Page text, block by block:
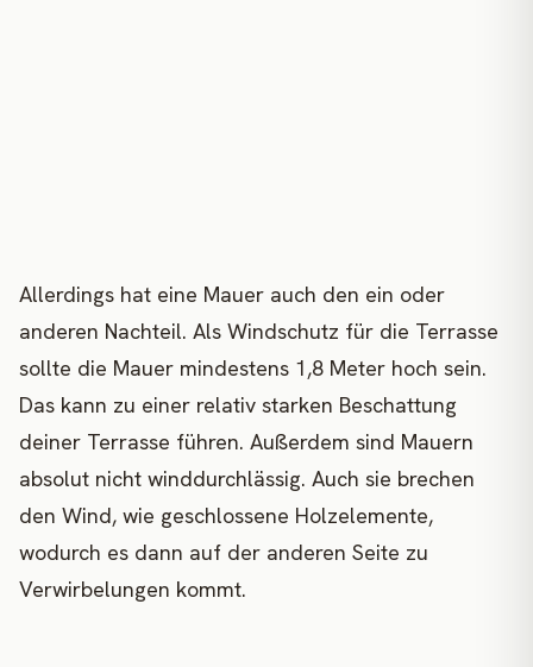
Allerdings hat eine Mauer auch den ein oder
anderen Nachteil. Als Windschutz für die Terrasse
sollte die Mauer mindestens 1,8 Meter hoch sein.
Das kann zu einer relativ starken Beschattung
deiner Terrasse führen. Außerdem sind Mauern
absolut nicht winddurchlässig. Auch sie brechen
den Wind, wie geschlossene Holzelemente,
wodurch es dann auf der anderen Seite zu
Verwirbelungen kommt.